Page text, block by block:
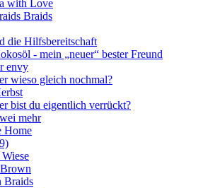
with Love
Braids
die Hilfsbereitschaft
- mein „neuer“ bester Freund
envy
wieso gleich nochmal?
bist du eigentlich verrückt?
mehr
Home
Braids